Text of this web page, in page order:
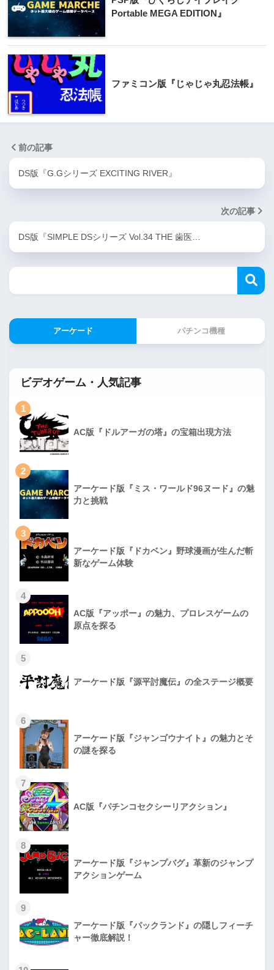
Portable MEGA EDITION』
ファミコン版『じゃじゃ丸忍法帳』
前の記事
DS版『G.Gシリーズ EXCITING RIVER』
次の記事
DS版『SIMPLE DSシリーズ Vol.34 THE 歯医…
アーケード パチンコ機種
ビデオゲーム・人気記事
1
AC版『ドルアーガの塔』の宝箱出現方法
2
アーケード版『ミス・ワールド96ヌード』の魅
力と挑戦
3
アーケード版『ドカベン』野球漫画が生んだ斬
新なゲーム体験
4
AC版『アッポー』の魅力、プロレスゲームの
原点を探る
5
アーケード版『源平討魔伝』の全ステージ概要
6
アーケード版『ジャンゴウナイト』の魅力とそ
の謎を探る
7
AC版『パチンコセクシーリアクション』
8
アーケード版『ジャンプバグ』革新のジャンプ
アクションゲーム
9
アーケード版『パックランド』の隠しフィーチ
ャー徹底解説！